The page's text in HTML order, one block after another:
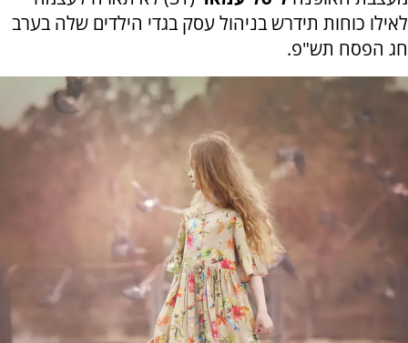
לאילו כוחות תידרש בניהול עסק בגדי הילדים שלה בערב
חג הפסח תש"פ.